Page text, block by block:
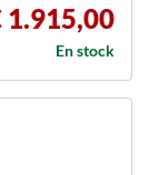
1.915,00
En stock